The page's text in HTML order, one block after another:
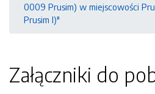
0009 Prusim) w miejscowości
Prusim I)"
Załączniki do